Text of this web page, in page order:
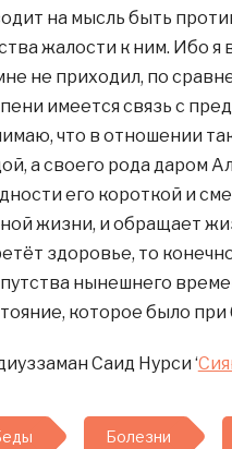
на мысль быть
жалости к ним. Ибо я
не приходил, по
имеется связь с
что в отношении
а своего рода даром
его короткой и
жизни, и обращает
здоровье, то
нынешнего
которое было
Саид Нурси ‘
Болезни